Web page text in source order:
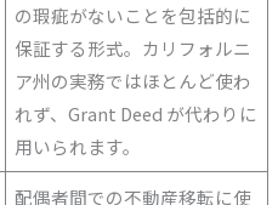
の瑕疵がないことを包括的に
保証する形式。カリフォルニ
ア州の実務ではほとんど使わ
れず、Grant Deed が代わりに
用いられます。
配偶者間での不動産移転に使